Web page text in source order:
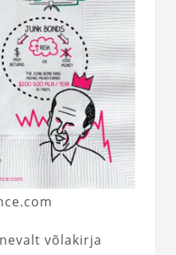
võlakirja